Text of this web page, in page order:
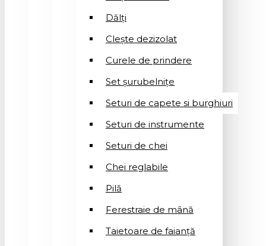
Dălți
Clește dezizolat
Curele de prindere
Set șurubelnițe
Seturi de capete si burghiuri
Seturi de instrumente
Seturi de chei
Chei reglabile
Pilă
Ferestraie de mână
Taietoare de faianță